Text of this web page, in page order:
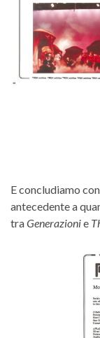
E concludiamo
antecedente a
traGenerazionie